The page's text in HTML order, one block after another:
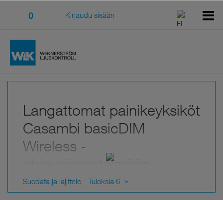
0 Kirjaudu sisään
Langattomat painikeyksiköt
Casambi basicDIM
Wireless -
ohjausjärjestelmään
Paristottomat EnOcean-painikkeet on helppo liimata
seinään tai lasipintaan.
User Interface-paineyksiköt voidaan sijoittaa kehyksen
Suodata ja lajittele Tuloksia 6